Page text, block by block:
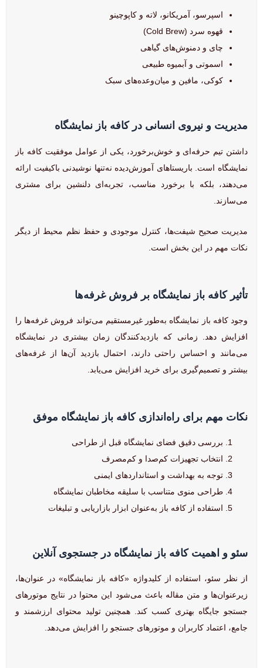
اسپرسو، آمریکانو، لاته و کاپوچینو
قهوه سرد (Cold Brew)
چای و دمنوش‌های گیاهی
اسموتی و آبمیوه طبیعی
کوکی، مافین و میان‌وعده‌های سبک
مدیریت و نیروی انسانی در کافه باز نمایشگاه
داشتن تیم حرفه‌ای و خوش‌برخورد، یکی از عوامل موفقیت کافه باز
نمایشگاه است. باریستاهای آموزش‌دیده نه‌تنها نوشیدنی باکیفیت ارائه
می‌دهند، بلکه با برخورد مناسب، تجربه‌ای دلنشین برای مشتری
می‌سازند.
مدیریت صحیح شیفت‌ها، کنترل موجودی و حفظ نظم محیط از دیگر
نکات مهم در این بخش است.
تأثیر کافه باز نمایشگاه بر فروش غرفه‌ها
وجود کافه باز نمایشگاه به‌طور غیرمستقیم می‌تواند فروش غرفه‌ها را
افزایش دهد. زمانی که بازدیدکنندگان زمان بیشتری در نمایشگاه
می‌مانند و احساس راحتی دارند، احتمال بازدید آن‌ها از غرفه‌های
بیشتر و تصمیم‌گیری برای خرید افزایش می‌یابد.
نکات مهم برای راه‌اندازی کافه باز نمایشگاه موفق
بررسی دقیق فضای نمایشگاه قبل از طراحی
انتخاب تجهیزات کم‌صدا و کم‌مصرف
توجه به بهداشت و استانداردهای ایمنی
طراحی منوی متناسب با سلیقه مخاطبان نمایشگاه
استفاده از کافه باز به‌عنوان ابزار بازاریابی و تبلیغات
سئو و اهمیت کافه باز نمایشگاه در جستجوی آنلاین
از نظر سئو، استفاده از کلیدواژه «کافه باز نمایشگاه» در عنوان‌ها،
زیرعنوان‌ها و متن مقاله باعث می‌شود این محتوا در نتایج موتورهای
جستجو جایگاه بهتری کسب کند. همچنین تولید محتوای ارزشمند و
جامع، اعتماد کاربران و موتورهای جستجو را افزایش می‌دهد.